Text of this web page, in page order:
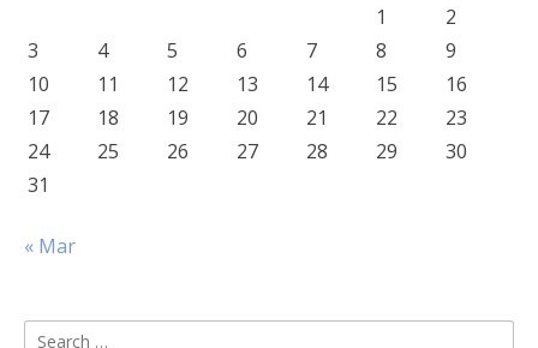
1
2
3
4 5 6 7 8
9
10
11 12 13 14 15
16
17
18 19 20 21 22
23
24
25 26 27 28 29
30
31
« Mar
Search